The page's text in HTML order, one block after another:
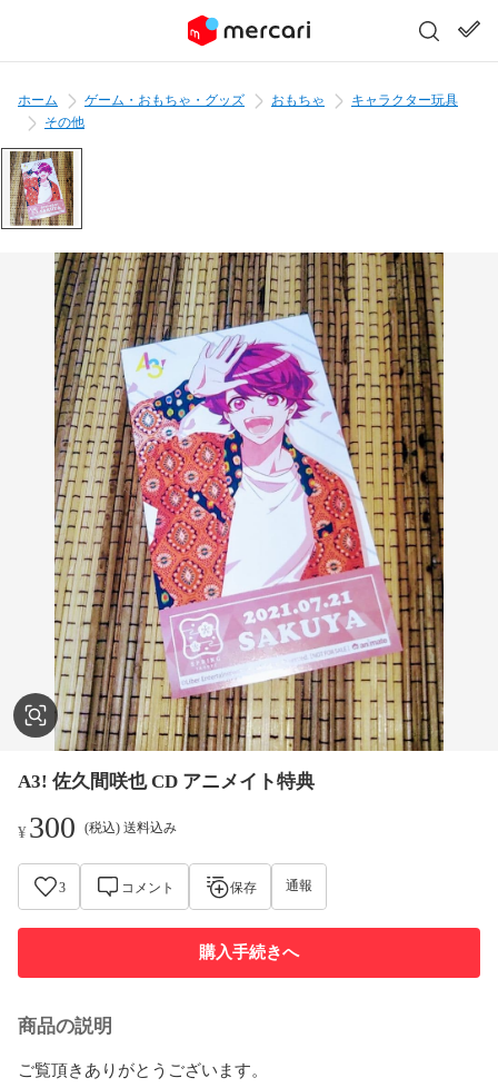
ホーム ゲーム・おもちゃ・グッズ おもちゃ
キャラクター玩具
その他
A3! 佐久間咲也 CD アニメイト特典
¥300 (税込) 送料込み
3 コメント 保存 通報
購入手続きへ
商品の説明
ご覧頂きありがとうございます。